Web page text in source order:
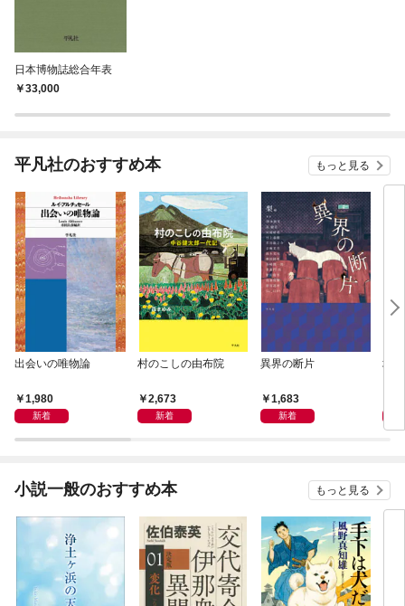
日本博物誌総合年表
33,000
平凡社のおすすめ本 もっと見る
出会いの唯物論
1,980
新着
村のこしの由布院
2,673
新着
異界の断片
1,683
新着
地
小説一般のおすすめ本 もっと見る